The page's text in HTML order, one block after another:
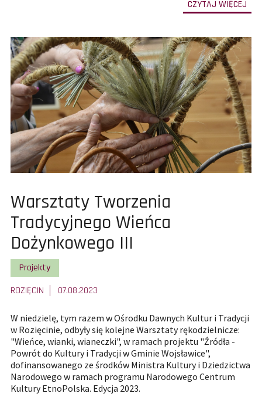
CZYTAJ WIĘCEJ
do
IV
Pokaż
całą
treść
artykułu:
Warsztaty Tworzenia
Tradycyjnego Wieńca
Dożynkowego III
Pokaż wszystkie artykuły z kategorii
Projekty
ROZIĘCIN
07.08.2023
W niedzielę, tym razem w Ośrodku Dawnych Kultur i Tradycji
w Rozięcinie, odbyły się kolejne Warsztaty rękodzielnicze:
"Wieńce, wianki, wianeczki", w ramach projektu "Źródła -
Powrót do Kultury i Tradycji w Gminie Wojsławice",
dofinansowanego ze środków Ministra Kultury i Dziedzictwa
Narodowego w ramach programu Narodowego Centrum
Kultury EtnoPolska. Edycja 2023.